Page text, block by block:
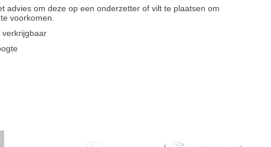
advies om deze op een onderzetter of vilt te plaatsen om
voorkomen.
verkrijgbaar